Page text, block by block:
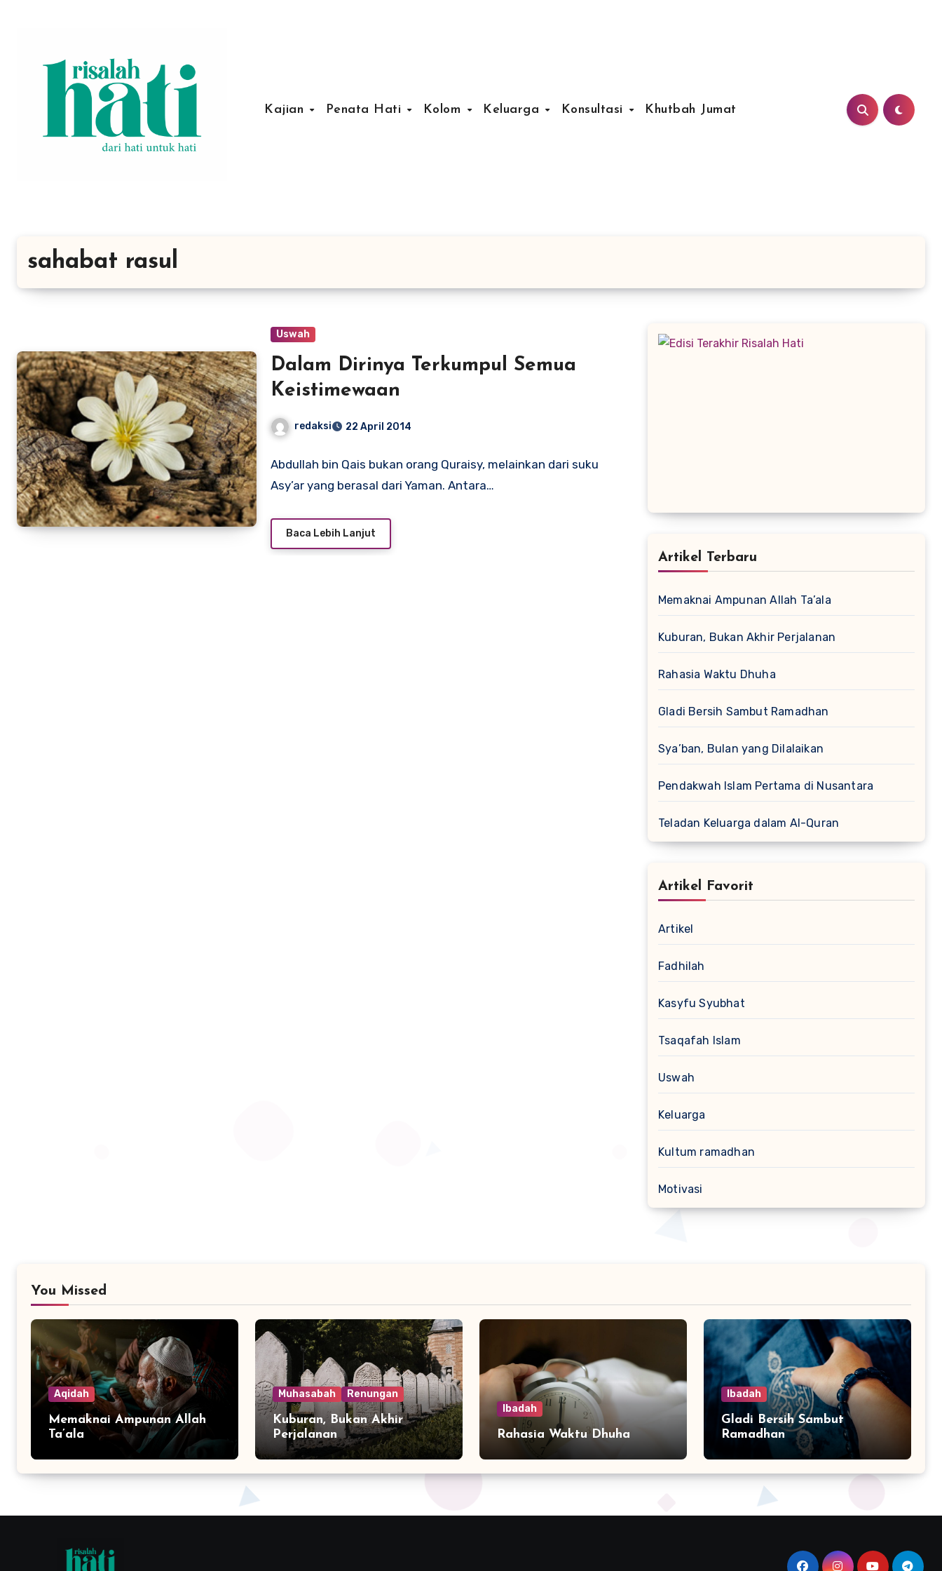
Kajian Penata Hati Kolom Keluarga Konsultasi Khutbah Jumat
sahabat rasul
Uswah
Dalam Dirinya Terkumpul Semua
Keistimewaan
redaksi 22 April 2014
Abdullah bin Qais bukan orang Quraisy, melainkan dari suku
Asy’ar yang berasal dari Yaman. Antara…
Baca Lebih Lanjut
Artikel Terbaru
Memaknai Ampunan Allah Ta’ala
Kuburan, Bukan Akhir Perjalanan
Rahasia Waktu Dhuha
Gladi Bersih Sambut Ramadhan
Sya’ban, Bulan yang Dilalaikan
Pendakwah Islam Pertama di Nusantara
Teladan Keluarga dalam Al-Quran
Artikel Favorit
Artikel
Fadhilah
Kasyfu Syubhat
Tsaqafah Islam
Uswah
Keluarga
Kultum ramadhan
Motivasi
You Missed
Aqidah
Memaknai Ampunan Allah
Ta’ala
Muhasabah Renungan
Kuburan, Bukan Akhir
Perjalanan
Ibadah
Rahasia Waktu Dhuha
Ibadah
Gladi Bersih Sambut
Ramadhan